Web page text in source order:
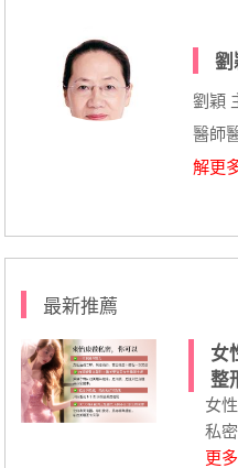
劉
劉穎
醫師
解更
最新推薦
女
整
女
私
更多